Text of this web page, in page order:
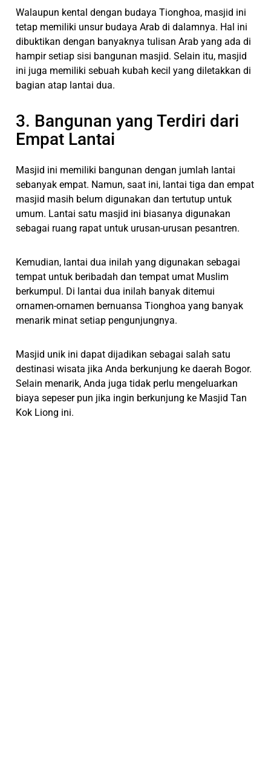
Walaupun kental dengan budaya Tionghoa, masjid ini
tetap memiliki unsur budaya Arab di dalamnya. Hal ini
dibuktikan dengan banyaknya tulisan Arab yang ada di
hampir setiap sisi bangunan masjid. Selain itu, masjid
ini juga memiliki sebuah kubah kecil yang diletakkan di
bagian atap lantai dua.
3. Bangunan yang Terdiri dari
Empat Lantai
Masjid ini memiliki bangunan dengan jumlah lantai
sebanyak empat. Namun, saat ini, lantai tiga dan empat
masjid masih belum digunakan dan tertutup untuk
umum. Lantai satu masjid ini biasanya digunakan
sebagai ruang rapat untuk urusan-urusan pesantren.
Kemudian, lantai dua inilah yang digunakan sebagai
tempat untuk beribadah dan tempat umat Muslim
berkumpul. Di lantai dua inilah banyak ditemui
ornamen-ornamen bernuansa Tionghoa yang banyak
menarik minat setiap pengunjungnya.
Masjid unik ini dapat dijadikan sebagai salah satu
destinasi wisata jika Anda berkunjung ke daerah Bogor.
Selain menarik, Anda juga tidak perlu mengeluarkan
biaya sepeser pun jika ingin berkunjung ke Masjid Tan
Kok Liong ini.